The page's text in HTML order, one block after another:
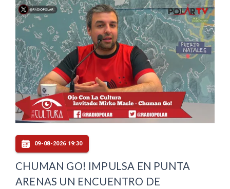
09-08-2026 19:30
CHUMAN GO! IMPULSA EN PUNTA
ARENAS UN ENCUENTRO DE